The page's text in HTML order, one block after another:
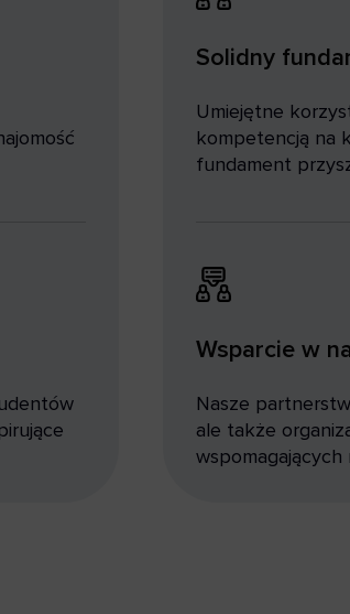
Solidny
Umiejętne
kompetencją na
fundament
Wsparcie w
Nasze
ale także